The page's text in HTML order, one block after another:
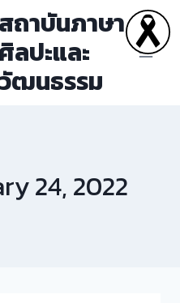
สถาบันภาษา
ศิลปะและ
วัฒนธรรม
24, 2022